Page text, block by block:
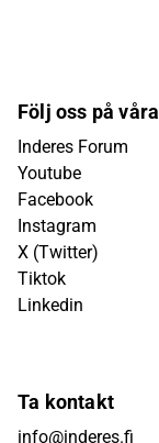
Följ oss på
Inderes Forum
Youtube
Facebook
Instagram
X (Twitter)
Tiktok
Linkedin
Ta kontakt
info@inderes.fi